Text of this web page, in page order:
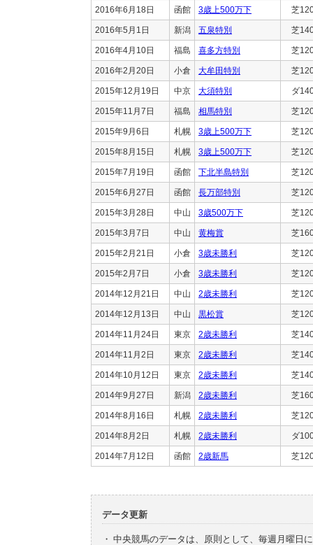
2016年6月18日 函館 3歳上500万下 芝
2016年5月1日 新潟 五泉特別 芝
2016年4月10日 福島 喜多方特別 芝
2016年2月20日 小倉 大牟田特別 芝
2015年12月19日 中京 大須特別 ダ
2015年11月7日 福島 相馬特別 芝
2015年9月6日 札幌 3歳上500万下 芝
2015年8月15日 札幌 3歳上500万下 芝
2015年7月19日 函館 下北半島特別 芝
2015年6月27日 函館 長万部特別 芝
2015年3月28日 中山 3歳500万下 芝
2015年3月7日 中山 黄梅賞 芝
2015年2月21日 小倉 3歳未勝利 芝
2015年2月7日 小倉 3歳未勝利 芝
2014年12月21日 中山 2歳未勝利 芝
2014年12月13日 中山 黒松賞 芝
2014年11月24日 東京 2歳未勝利 芝
2014年11月2日 東京 2歳未勝利 芝
2014年10月12日 東京 2歳未勝利 芝
2014年9月27日 新潟 2歳未勝利 芝
2014年8月16日 札幌 2歳未勝利 芝
2014年8月2日 札幌 2歳未勝利 ダ
2014年7月12日 函館 2歳新馬 芝
データ更新
・ 中央競馬のデータは、原則として、毎週月曜日